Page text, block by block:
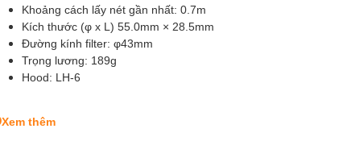
Khoảng cách lấy nét gần nhất: 0.7m
Kích thước (φ x L) 55.0mm × 28.5mm
Đường kính filter: φ43mm
Trọng lương: 189g
Hood: LH-6
Xem thêm